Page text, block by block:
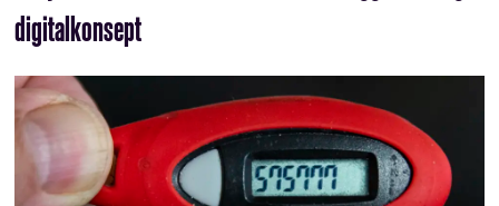
digitalkonsept